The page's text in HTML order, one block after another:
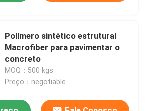
Polímero sintético estrutural
Macrofiber para pavimentar o
concreto
MOQ：500 kgs
Preço：negotiable